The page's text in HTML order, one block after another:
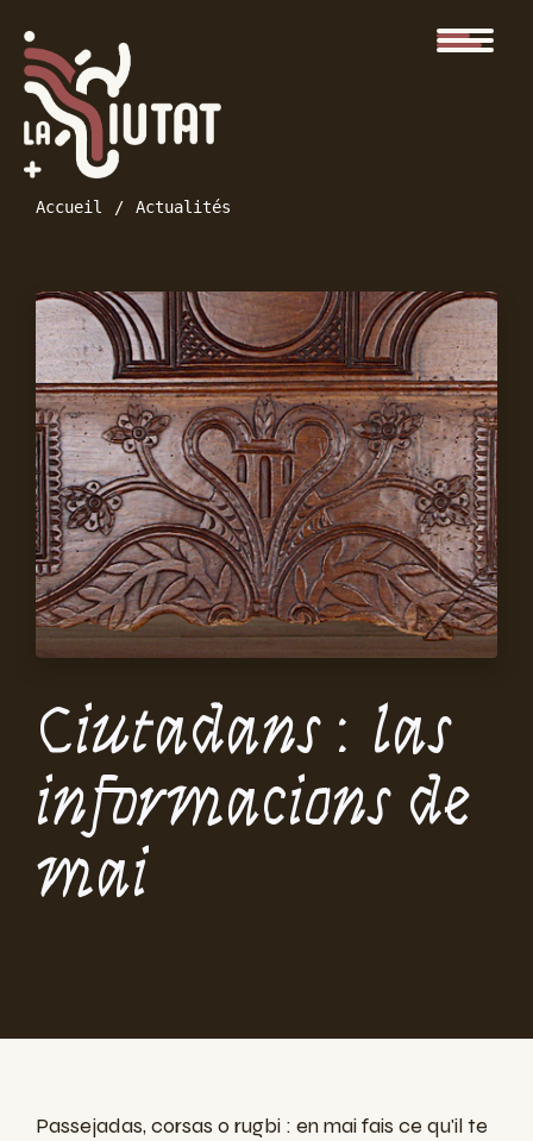
Accueil Actualités
Ciutadans : las
informacions de
mai
Passejadas, corsas o rugbi : en mai fais ce qu'il te